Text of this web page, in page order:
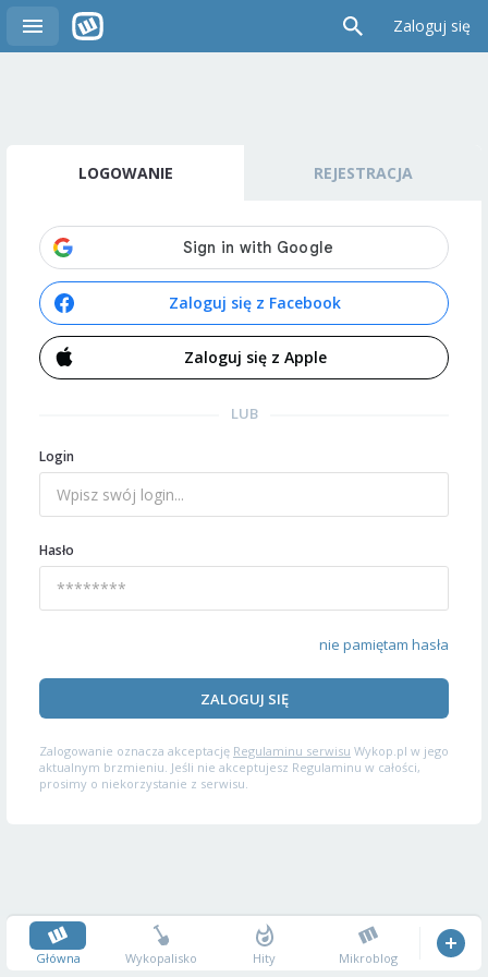
Zaloguj się
LOGOWANIE REJESTRACJA
Zaloguj się z Facebook
Zaloguj się z Apple
LUB
Login
Hasło
nie pamiętam hasła
ZALOGUJ SIĘ
Zalogowanie oznacza akceptację Regulaminu serwisu Wykop.pl w jego
aktualnym brzmieniu. Jeśli nie akceptujesz Regulaminu w całości,
prosimy o niekorzystanie z serwisu.
Główna Wykopalisko Hity Mikroblog